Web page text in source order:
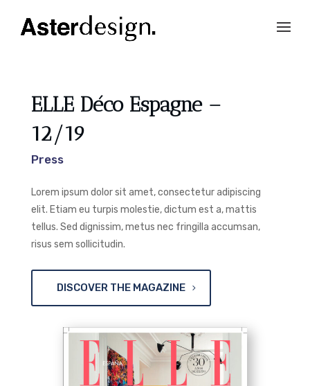
ELLE Déco Espagne –
12/19
Press
Lorem ipsum dolor sit amet, consectetur adipiscing
elit. Etiam eu turpis molestie, dictum est a, mattis
tellus. Sed dignissim, metus nec fringilla accumsan,
risus sem sollicitudin.
DISCOVER THE MAGAZINE